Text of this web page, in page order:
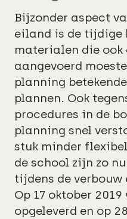
Bijzonder aspect
eiland is de tijdige
materialen die ook
aangevoerd
planning
plannen. Ook
procedures in de
planning snel
stuk minder
de school zijn zo
tijdens de verbouw
Op 17 oktober
opgeleverd en op